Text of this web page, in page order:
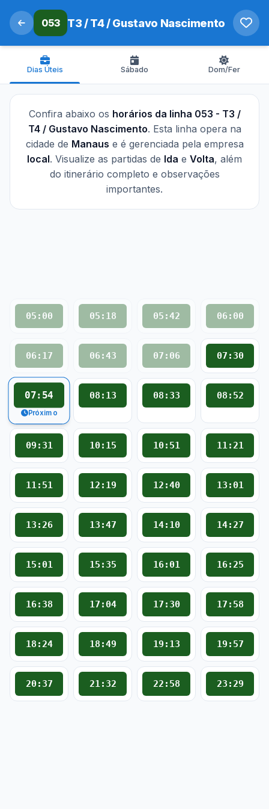
053 T3 / T4 / Gustavo Nascimento
Dias Úteis Sábado Dom/Fer
Confira abaixo os horários da linha 053 - T3 /
T4 / Gustavo Nascimento. Esta linha opera na
cidade de Manaus e é gerenciada pela empresa
local. Visualize as partidas de Ida e Volta, além
do itinerário completo e observações
importantes.
05:00 05:18 05:42 06:00
06:17 06:43 07:06 07:30
07:54
Próximo
08:13 08:33 08:52
09:31 10:15 10:51 11:21
11:51 12:19 12:40 13:01
13:26 13:47 14:10 14:27
15:01 15:35 16:01 16:25
16:38 17:04 17:30 17:58
18:24 18:49 19:13 19:57
20:37 21:32 22:58 23:29